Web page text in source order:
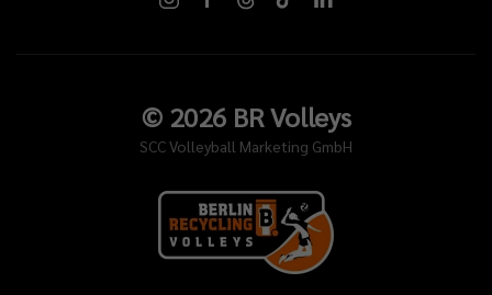
© 2026BR Volleys
SCC Volleyball Marketing GmbH